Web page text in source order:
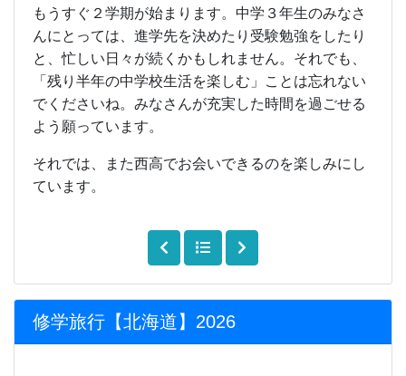
もうすぐ２学期が始まります。中学３年生のみなさ
んにとっては、進学先を決めたり受験勉強をしたり
と、忙しい日々が続くかもしれません。それでも、
「残り半年の中学校生活を楽しむ」ことは忘れない
でくださいね。みなさんが充実した時間を過ごせる
よう願っています。
それでは、また西高でお会いできるのを楽しみにし
ています。
修学旅行【北海道】2026